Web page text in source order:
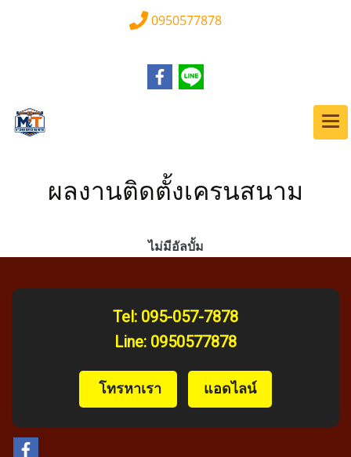
0950577878
ผลงานติดตั้งเครนสนาม
ไม่มีอัลบั้ม
Tel: 095-057-7878
Line: 0950577878
️ โทรหาเรา แอดไลน์